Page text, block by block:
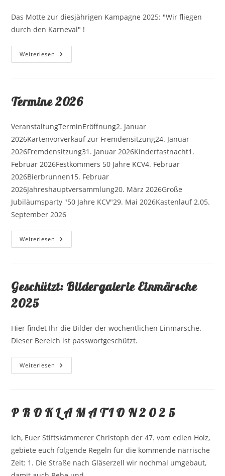
Das Motte zur diesjährigen Kampagne 2025: "Wir fliegen
durch den Karneval" !
Weiterlesen Wir
Fliegen
Termine 2026
VeranstaltungTerminEröffnung2. Januar
2026Kartenvorverkauf zur Fremdensitzung24. Januar
2026Fremdensitzung31. Januar 2026Kinderfastnacht1.
Februar 2026Festkommers 50 Jahre KCV4. Februar
2026Bierbrunnen15. Februar
2026Jahreshauptversammlung20. März 2026Große
Jubiläumsparty "50 Jahre KCV"29. Mai 2026Kastenlauf 2.05.
September 2026
Weiterlesen Termine
2026
Geschützt: Bildergalerie Einmärsche
2025
Hier findet Ihr die Bilder der wöchentlichen Einmärsche.
Dieser Bereich ist passwortgeschützt.
Weiterlesen Geschützt:
Bildergalerie
P R O K L A M A T I O N 2 0 2 5
Ich, Euer Stiftskämmerer Christoph der 47. vom edlen Holz,
gebiete euch folgende Regeln für die kommende närrische
Zeit: 1. Die Straße nach Gläserzell wir nochmal umgebaut,